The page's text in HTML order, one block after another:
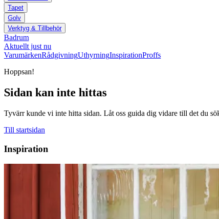
Tapet
Golv
Verktyg & Tillbehör
Badrum
Aktuellt just nu
VarumärkenRådgivningUthyrningInspirationProffs
Hoppsan!
Sidan kan inte hittas
Tyvärr kunde vi inte hitta sidan. Låt oss guida dig vidare till det du
Till startsidan
Inspiration